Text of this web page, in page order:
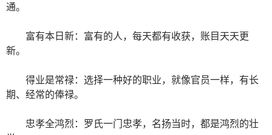
通。
富有本日新：富有的人，每天都有收获，账目天天更
新。
得业是常禄：选择一种好的职业，就像官员一样，有长
期、经常的俸禄。
忠孝全鸿烈：罗氏一门忠孝，名扬当时，都是鸿烈的壮